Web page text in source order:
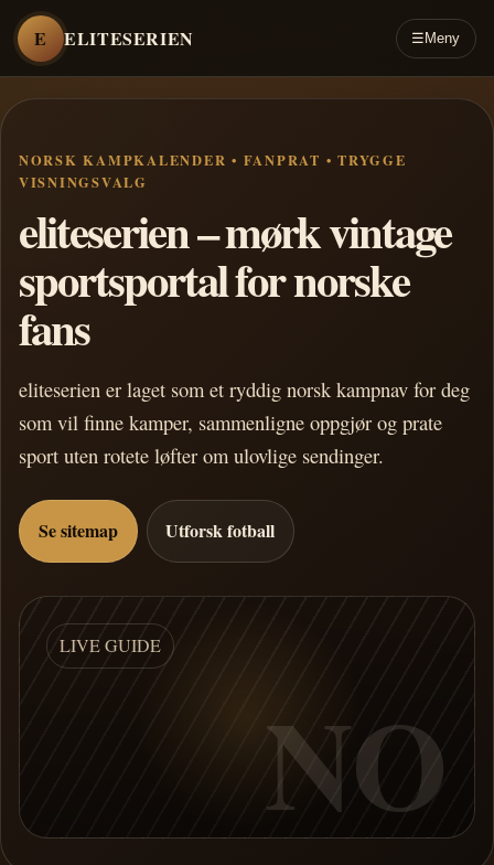
E ELITESERIEN ☰ Meny
NORSK KAMPKALENDER • FANPRAT • TRYGGE
VISNINGSVALG
eliteserien – mørk vintage
sportsportal for norske
fans
eliteserien er laget som et ryddig norsk kampnav for deg
som vil finne kamper, sammenligne oppgjør og prate
sport uten rotete løfter om ulovlige sendinger.
Se sitemap Utforsk fotball
LIVE GUIDE
NO